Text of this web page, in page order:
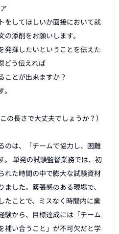
をしてほしいか面接において就
添削をお願いします。
発揮したいということを伝えた
どう伝えれば
ことが出来ますか？
の長さで大丈夫でしょうか？）
のは、「チームで協力し、困難
。 単発の試験監督業務では、初
れた時間の中で膨大な試験資材
した。緊張感のある現場で、
たことで、ミスなく時間内に業
験から、目標達成には「チーム
補い合うこと」が不可欠だと学